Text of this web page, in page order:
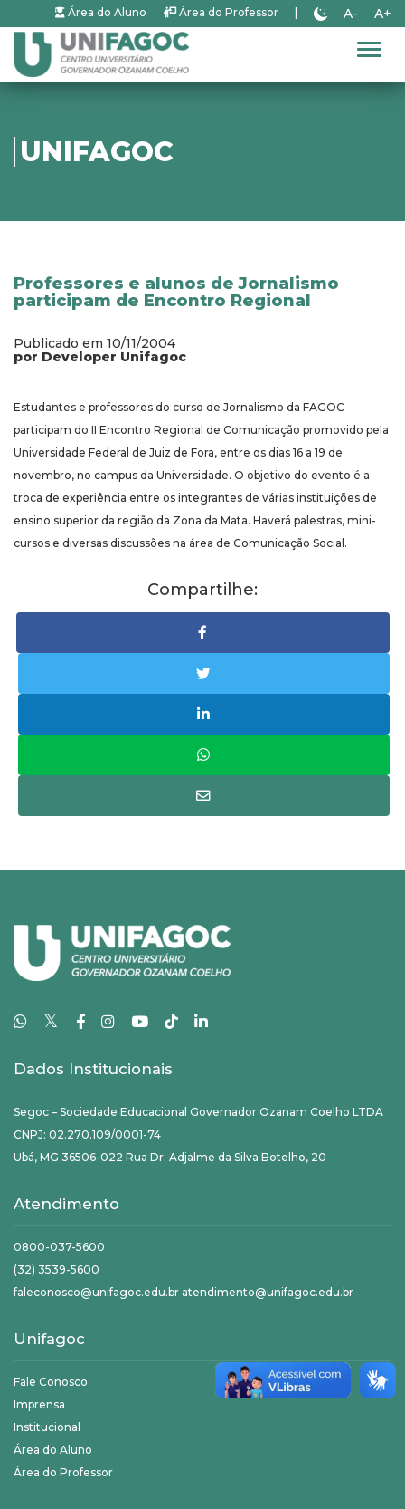
Área do Aluno Área do Professor A- A+
UNIFAGOC
Professores e alunos de Jornalismo
participam de Encontro Regional
Publicado em 10/11/2004
por Developer Unifagoc
Estudantes e professores do curso de Jornalismo da FAGOC
participam do II Encontro Regional de Comunicação promovido pela
Universidade Federal de Juiz de Fora, entre os dias 16 a 19 de
novembro, no campus da Universidade. O objetivo do evento é a
troca de experiência entre os integrantes de várias instituições de
ensino superior da região da Zona da Mata. Haverá palestras, mini-
cursos e diversas discussões na área de Comunicação Social.
Compartilhe:
𝕏
Dados Institucionais
Segoc – Sociedade Educacional Governador Ozanam Coelho LTDA
CNPJ: 02.270.109/0001-74
Ubá, MG 36506-022 Rua Dr. Adjalme da Silva Botelho, 20
Atendimento
0800-037-5600
(32) 3539-5600
faleconosco@unifagoc.edu.br atendimento@unifagoc.edu.br
Unifagoc
Fale Conosco
Imprensa
Institucional
Área do Aluno
Área do Professor